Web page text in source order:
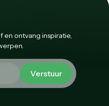
en ontvang inspiratie,